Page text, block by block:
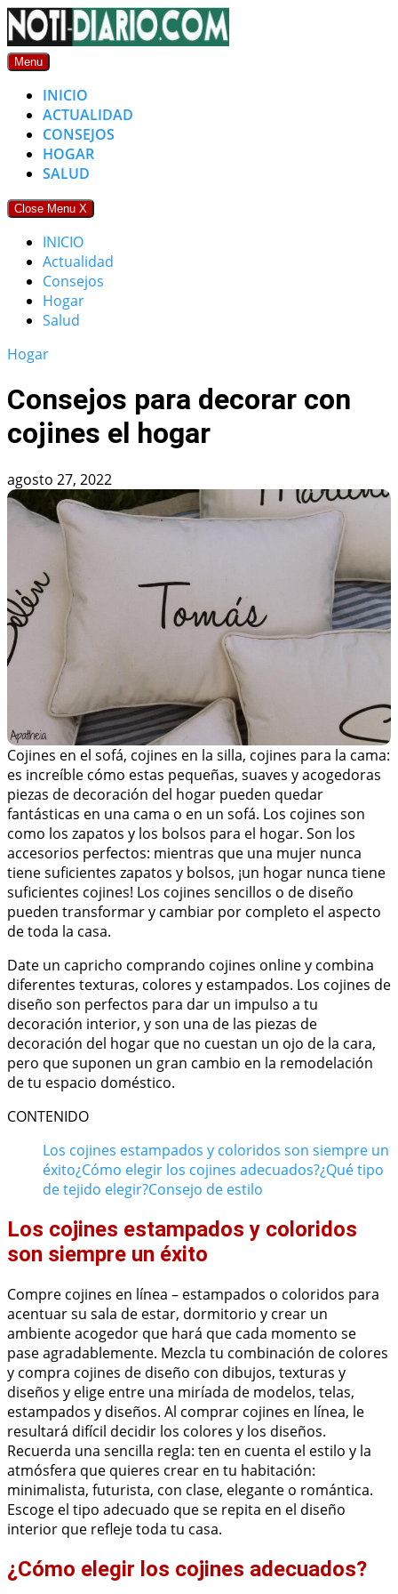
Skip
to
content
Menu
INICIO
ACTUALIDAD
CONSEJOS
HOGAR
SALUD
Close Menu X
INICIO
Actualidad
Consejos
Hogar
Salud
Hogar
Consejos para decorar con
cojines el hogar
agosto 27, 2022
Cojines en el sofá, cojines en la silla, cojines para la cama:
es increíble cómo estas pequeñas, suaves y acogedoras
piezas de decoración del hogar pueden quedar
fantásticas en una cama o en un sofá. Los cojines son
como los zapatos y los bolsos para el hogar. Son los
accesorios perfectos: mientras que una mujer nunca
tiene suficientes zapatos y bolsos, ¡un hogar nunca tiene
suficientes cojines! Los cojines sencillos o de diseño
pueden transformar y cambiar por completo el aspecto
de toda la casa.
Date un capricho comprando cojines online y combina
diferentes texturas, colores y estampados. Los cojines de
diseño son perfectos para dar un impulso a tu
decoración interior, y son una de las piezas de
decoración del hogar que no cuestan un ojo de la cara,
pero que suponen un gran cambio en la remodelación
de tu espacio doméstico.
CONTENIDO
Los cojines estampados y coloridos son siempre un
éxito¿Cómo elegir los cojines adecuados?¿Qué tipo
de tejido elegir?Consejo de estilo
Los cojines estampados y coloridos
son siempre un éxito
Compre cojines en línea – estampados o coloridos para
acentuar su sala de estar, dormitorio y crear un
ambiente acogedor que hará que cada momento se
pase agradablemente. Mezcla tu combinación de colores
y compra cojines de diseño con dibujos, texturas y
diseños y elige entre una miríada de modelos, telas,
estampados y diseños. Al comprar cojines en línea, le
resultará difícil decidir los colores y los diseños.
Recuerda una sencilla regla: ten en cuenta el estilo y la
atmósfera que quieres crear en tu habitación:
minimalista, futurista, con clase, elegante o romántica.
Escoge el tipo adecuado que se repita en el diseño
interior que refleje toda tu casa.
¿Cómo elegir los cojines adecuados?